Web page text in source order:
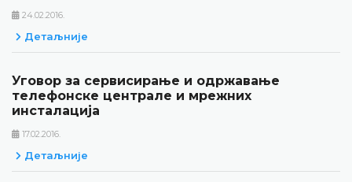
24.02.2016.
Детаљније
Уговор за сервисирање и одржавање
телефонске централе и мрежних
инсталација
17.02.2016.
Детаљније